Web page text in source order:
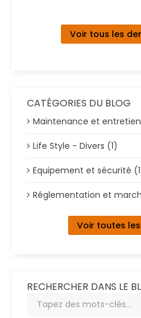
Voir tous les
CATÉGORIES DU BLOG
Maintenance et
Life Style - Divers (1)
Equipement et sécurité
Réglementation et
Voir toutes
RECHERCHER DANS LE